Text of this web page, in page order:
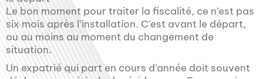
Le bon moment pour traiter la fiscalité, ce n’est pas
six mois après l’installation. C’est avant le départ,
ou au moins au moment du changement de
situation.
Un expatrié qui part en cours d’année doit souvent